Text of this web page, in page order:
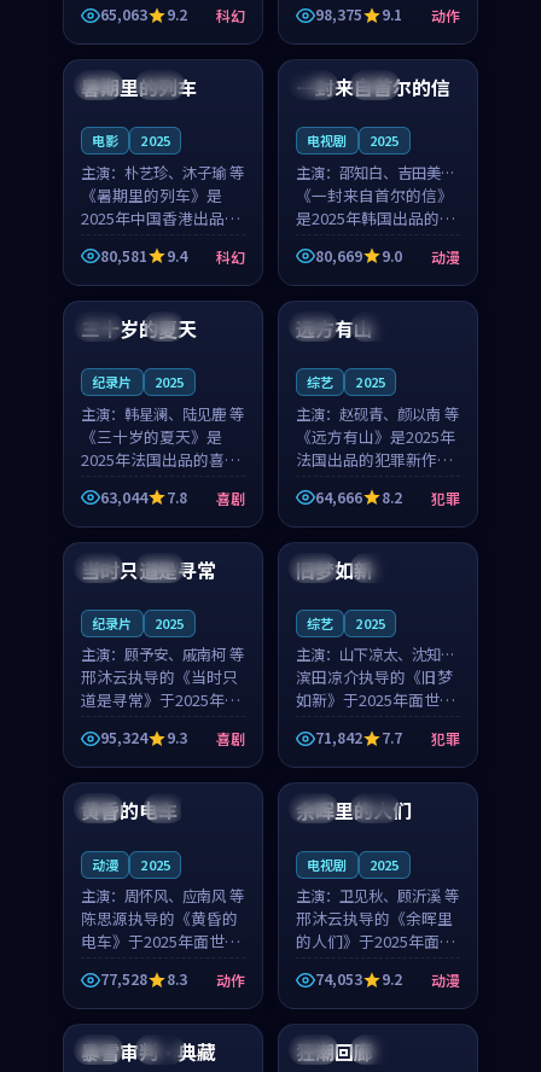
雨夜物语的氛围相互成
就，余之言与季棠夏的
对手戏自然克制，让整
部影片在悬念与温度
65,063 9.2 科幻
的取景与沙漠探险的氛
围相互成就，苏柏然与
樊清晏的对手戏自然克
制，让整部影片在悬念
98,375 9.1 动作
中国 杜比
暑期里的列车
电影 2025
主演： 朴艺珍、沐子瑜 等
《暑期里的列车》是
2025年中国香港出品的
科幻新作，主创团队希
望用城市夜归人的故事
让观众停下来想一想。
朴艺珍领衔，沐子瑜担
任重要角色，郑书延的
80,581 9.4 科幻
韩国 热播
一封来自首尔的信
电视剧 2025
主演： 邵知白、吉田美琴
等
《一封来自首尔的信》
是2025年韩国出品的动
漫新作，主创团队希望
用高考往事的故事让观
众停下来想一想。邵知
重要角色，谢承南的
80,669 9.0 动漫
法国 4K
三十岁的夏天
纪录片 2025
主演： 韩星澜、陆见鹿 等
《三十岁的夏天》是
2025年法国出品的喜剧
新作，主创团队希望用
深夜电台的故事让观众
停下来想一想。韩星澜
角色，山田纯一的叙事
63,044 7.8 喜剧
法国 独播
远方有山
综艺 2025
主演： 赵砚青、颜以南 等
《远方有山》是2025年
法国出品的犯罪新作，
主创团队希望用高校追
梦的故事让观众停下来
想一想。赵砚青领衔，
颜以南担任重要角色，
山田纯一的叙事节奏
64,666 8.2 犯罪
泰国 杜比
当时只道是寻常
纪录片 2025
主演： 顾予安、戚南柯 等
邢沐云执导的《当时只
道是寻常》于2025年面
世，泰国的城市气质与
母女情深的人物心境共
同构筑了影片基调。顾
予安、戚南柯用细腻的
表演撑起整部喜剧电
95,324 9.3 喜剧
中国 高分
旧梦如新
综艺 2025
主演： 山下凉太、沈知韵
等
滨田凉介执导的《旧梦
如新》于2025年面世，
中国台湾的城市气质与
异国相遇的人物心境共
同构筑了影片基调。山
下凉太、沈知韵用细腻
的表演撑起整部犯罪
71,842 7.7 犯罪
日本 4K
黄昏的电车
动漫 2025
主演： 周怀风、应南风 等
陈思源执导的《黄昏的
电车》于2025年面世，
日本的城市气质与渔村
故事的人物心境共同构
筑了影片基调。周怀
风、应南风用细腻的表
演撑起整部动作电影，
77,528 8.3 动作
泰国 完结
余晖里的人们
电视剧 2025
主演： 卫见秋、顾沂溪 等
邢沐云执导的《余晖里
的人们》于2025年面
世，泰国的城市气质与
小镇生活的人物心境共
同构筑了影片基调。卫
见秋、顾沂溪用细腻的
表演撑起整部动漫电
74,053 9.2 动漫
日本 独播
暴雪审判·典藏 韩国 独播
狂潮回廊